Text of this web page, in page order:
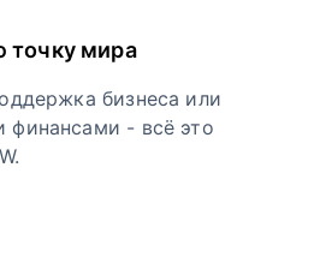
точку мира
бизнеса или
финансами - всё это